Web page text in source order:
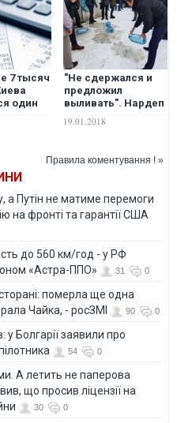
7 тысяч
один
"Не сдержался и
предложил
выливать". Нардеп
сегодняшнем
Троещины. ФОТО
19.01.2018
Правила коментування ! »
а Путін не матиме перемоги
на фронті та гарантії США
до 560 км/год - у РФ
«Астра-ППО»
31 0
померла ще одна
Чайка, - росЗМІ
90 0
у Болгарії заявили про
54 0
А летить не паперова
що просив ліцензії на
30 0